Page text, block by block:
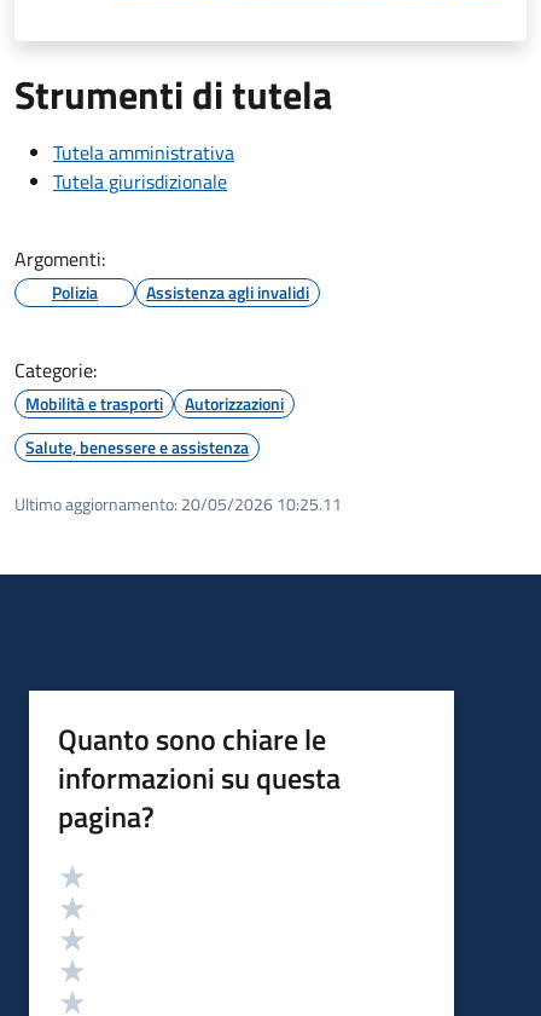
Strumenti di tutela
Tutela amministrativa
Tutela giurisdizionale
Argomenti:
Polizia Assistenza agli invalidi
Categorie:
Mobilità e trasporti
Autorizzazioni
Salute, benessere e assistenza
Ultimo aggiornamento: 20/05/2026 10:25.11
Quanto sono chiare le
informazioni su questa
pagina?
Valutazione